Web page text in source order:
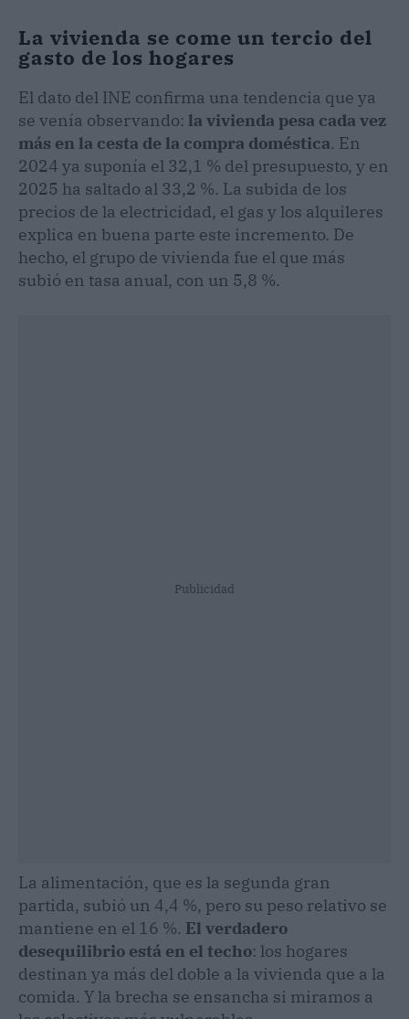
La vivienda se come un tercio del
gasto de los hogares
El dato del INE confirma una tendencia que ya
se venía observando: la vivienda pesa cada vez
más en la cesta de la compra doméstica. En
2024 ya suponía el 32,1 % del presupuesto, y en
2025 ha saltado al 33,2 %. La subida de los
precios de la electricidad, el gas y los alquileres
explica en buena parte este incremento. De
hecho, el grupo de vivienda fue el que más
subió en tasa anual, con un 5,8 %.
Publicidad
La alimentación, que es la segunda gran
partida, subió un 4,4 %, pero su peso relativo se
mantiene en el 16 %. El verdadero
desequilibrio está en el techo: los hogares
destinan ya más del doble a la vivienda que a la
comida. Y la brecha se ensancha si miramos a